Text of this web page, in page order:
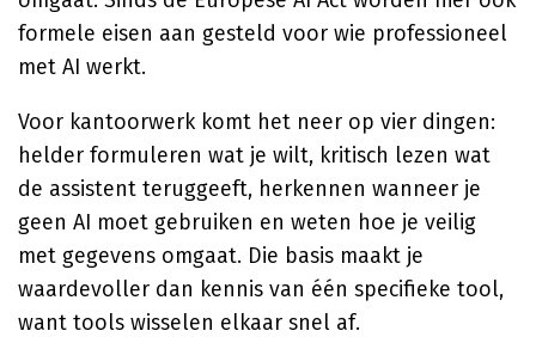
formele eisen aan gesteld voor wie professioneel
met AI werkt.
Voor kantoorwerk komt het neer op vier dingen:
helder formuleren wat je wilt, kritisch lezen wat
de assistent teruggeeft, herkennen wanneer je
geen AI moet gebruiken en weten hoe je veilig
met gegevens omgaat. Die basis maakt je
waardevoller dan kennis van één specifieke tool,
want tools wisselen elkaar snel af.